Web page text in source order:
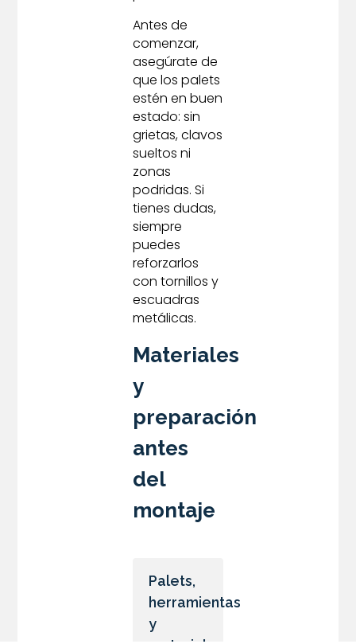
Antes de
comenzar,
asegúrate de
que los palets
estén en buen
estado: sin
grietas, clavos
sueltos ni
zonas
podridas. Si
tienes dudas,
siempre
puedes
reforzarlos
con tornillos y
escuadras
metálicas.
Materiales
y
preparación
antes
del
montaje
Palets,
herramientas
y